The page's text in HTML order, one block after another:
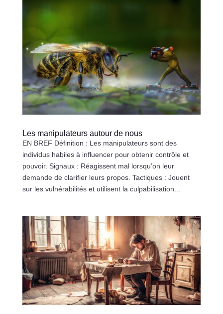
Les manipulateurs autour de nous
EN BREF Définition : Les manipulateurs sont des
individus habiles à influencer pour obtenir contrôle et
pouvoir. Signaux : Réagissent mal lorsqu’on leur
demande de clarifier leurs propos. Tactiques : Jouent
sur les vulnérabilités et utilisent la culpabilisation...